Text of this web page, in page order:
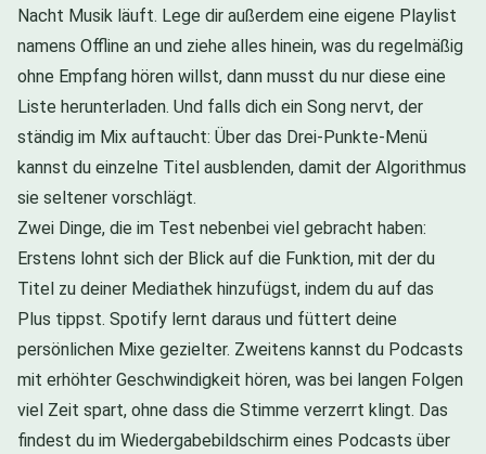
Nacht Musik läuft. Lege dir außerdem eine eigene Playlist
namens Offline an und ziehe alles hinein, was du regelmäßig
ohne Empfang hören willst, dann musst du nur diese eine
Liste herunterladen. Und falls dich ein Song nervt, der
ständig im Mix auftaucht: Über das Drei-Punkte-Menü
kannst du einzelne Titel ausblenden, damit der Algorithmus
sie seltener vorschlägt.
Zwei Dinge, die im Test nebenbei viel gebracht haben:
Erstens lohnt sich der Blick auf die Funktion, mit der du
Titel zu deiner Mediathek hinzufügst, indem du auf das
Plus tippst. Spotify lernt daraus und füttert deine
persönlichen Mixe gezielter. Zweitens kannst du Podcasts
mit erhöhter Geschwindigkeit hören, was bei langen Folgen
viel Zeit spart, ohne dass die Stimme verzerrt klingt. Das
findest du im Wiedergabebildschirm eines Podcasts über